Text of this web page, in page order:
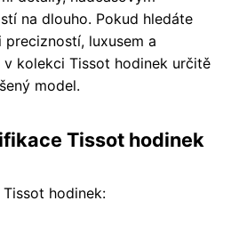
na dlouho. Pokud hledáte
luxusem a
kolekci Tissot hodinek určitě
model.
Tissot hodinek
hodinek: